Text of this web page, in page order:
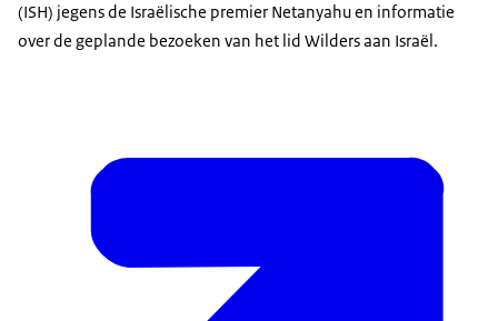
(ISH) jegens de Israëlische premier Netanyahu en informatie
over de geplande bezoeken van het lid Wilders aan Israël.